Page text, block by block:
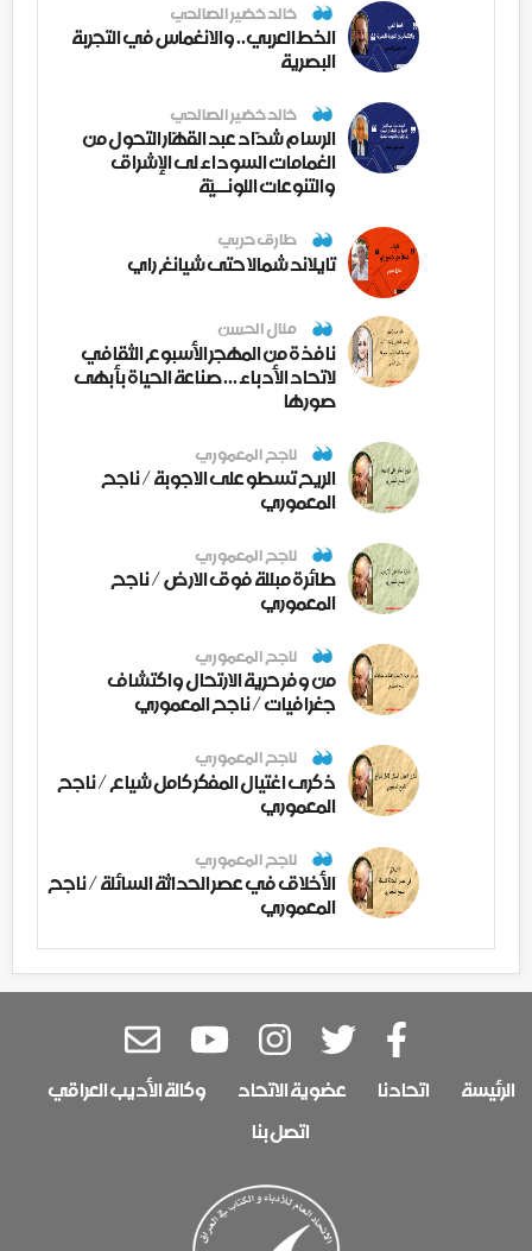
خالد خضير الصالحي
الخط العربي.. والانغماس في التجربة
البصرية
خالد خضير الصالحي
الرسام شدّاد عبد القهّار التحول من
الغمامات السوداء لى الإشراق
والتنوعات اللونــيّة
طارق حربي
تايلاند شمالا حتى شيانغ راي
منال الحسن
نافذة من المهجر الأسبوع الثقافي
لاتحاد الأدباء ... صناعة الحياة بأبهى
صورها
ناجح المعموري
الريح تسطو على الاجوبة / ناجح
المعموري
ناجح المعموري
طائرة مبللة فوق الارض / ناجح
المعموري
ناجح المعموري
من وفر حرية الارتحال واكتشاف
جغرافيات / ناجح المعموري
ناجح المعموري
ذكرى اغتيال المفكر كامل شياع / ناجح
المعموري
ناجح المعموري
الأخلاق في عصر الحداثة السائلة / ناجح
المعموري
الرئيسة اتحادنا عضوية الاتحاد
وكالة الأديب العراقي
اتصل بنا